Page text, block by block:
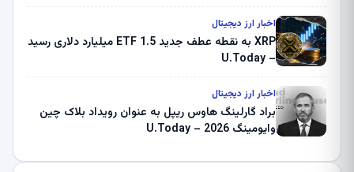
اخبار ارز دیجیتال
XRP به نقطه عطف جدید ETF 1.5 میلیارد دلاری رسید
– U.Today
اخبار ارز دیجیتال
براد گارلینگ هاوس ریپل به عنوان رویداد بلاک چین
وایومینگ 2026 – U.Today